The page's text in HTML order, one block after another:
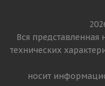
Вся
технических
носит